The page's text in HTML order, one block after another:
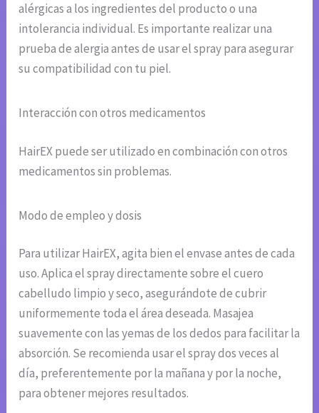
alérgicas a los ingredientes del producto o una
intolerancia individual. Es importante realizar una
prueba de alergia antes de usar el spray para asegurar
su compatibilidad con tu piel.
Interacción con otros medicamentos
HairEX puede ser utilizado en combinación con otros
medicamentos sin problemas.
Modo de empleo y dosis
Para utilizar HairEX, agita bien el envase antes de cada
uso. Aplica el spray directamente sobre el cuero
cabelludo limpio y seco, asegurándote de cubrir
uniformemente toda el área deseada. Masajea
suavemente con las yemas de los dedos para facilitar la
absorción. Se recomienda usar el spray dos veces al
día, preferentemente por la mañana y por la noche,
para obtener mejores resultados.